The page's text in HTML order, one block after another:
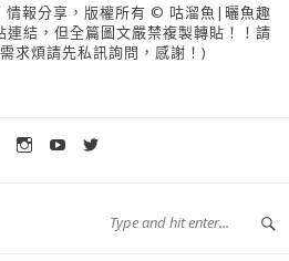
報分享，版權所有 © 咕溜魚|曬魚趣
結，但全篇圖文嚴禁複製轉貼！！請
求煩請先私訊詢問，感謝！)